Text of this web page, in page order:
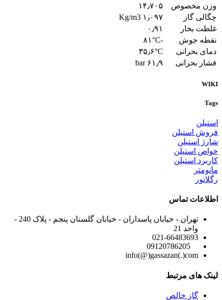
وزن مخصوص
۱۴٫۷۰۵
چگالی گاز
۱٫۰۹۷ Kg/m3
غلطت بخار
۰٫۹۱
نقطه جوش
-۸۱°C
دمای بحرانی
۳۵٫۶°C
فشار بحرانی
۶۱٫۹ bar
WIKI
Tags
استیلن
فروش استیلن
شارژ استیلن
خواص استیلن
کاربرد استیلن
مانومتر
رگلاتور
اطلاعات تماس
تهران - خیابان پاسداران - خیابان گلستان پنجم - پلاک 240 -
واحد 21
021-66483693
info(@)gassazan(.)com
لینک های مرتبط
گاز خالص